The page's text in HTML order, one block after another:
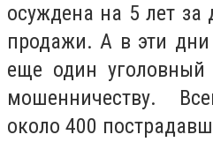
осуждена на 5 лет
продажи. А в эти
еще один уголовный
мошенничеству.
около 400